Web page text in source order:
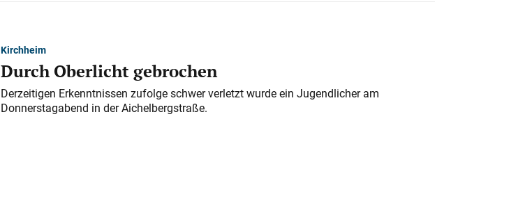
Kirchheim
Durch Oberlicht gebrochen
Derzeitigen Erkenntnissen zufolge schwer verletzt wurde ein Jugendlicher am
Donnerstagabend in der Aichelbergstraße.